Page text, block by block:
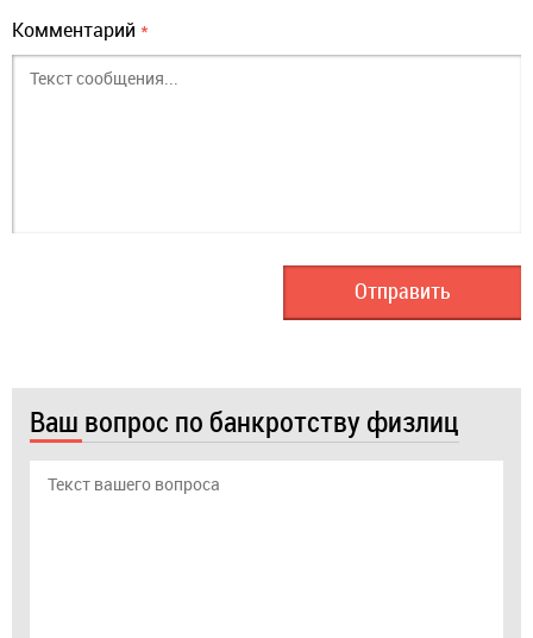
Комментарий *
Ваш вопрос по банкротству физлиц